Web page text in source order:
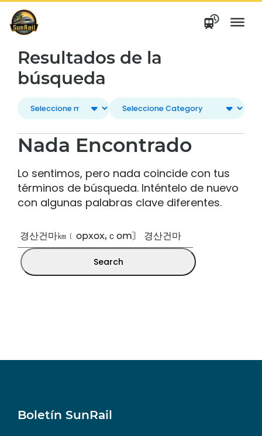
saltar
contenido
Resultados de la
búsqueda
Nada Encontrado
Lo sentimos, pero nada coincide con tus
términos de búsqueda. Inténtelo de nuevo
con algunas palabras clave diferentes.
Buscar
Boletín SunRail